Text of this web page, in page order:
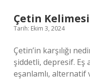
Çetin
Tarih: Ekim 3, 2024
Çetin’in karşılığı
şiddetli, depresif. Eş
eşanlamlı, alternatif